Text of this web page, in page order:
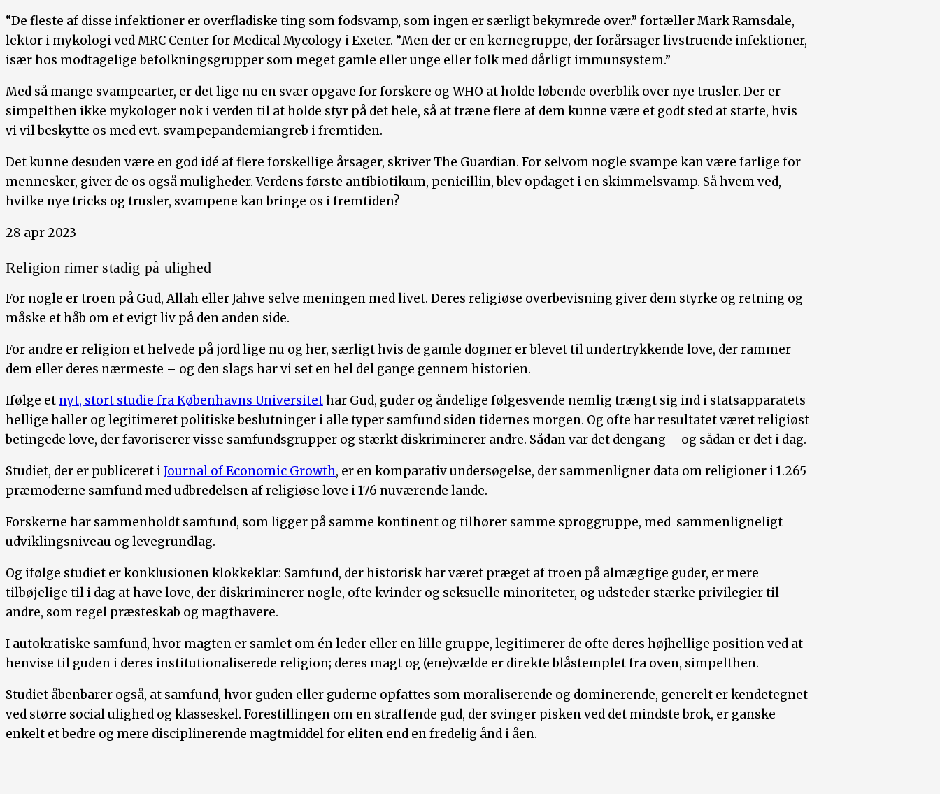
“De fleste af disse infektioner er overfladiske ting som fodsvamp, som ingen er særligt bekymrede over.” fortæller Mark Ramsdale,
lektor i mykologi ved MRC Center for Medical Mycology i Exeter. ”Men der er en kernegruppe, der forårsager livstruende infektioner,
især hos modtagelige befolkningsgrupper som meget gamle eller unge eller folk med dårligt immunsystem.”
Med så mange svampearter, er det lige nu en svær opgave for forskere og WHO at holde løbende overblik over nye trusler. Der er
simpelthen ikke mykologer nok i verden til at holde styr på det hele, så at træne flere af dem kunne være et godt sted at starte, hvis
vi vil beskytte os med evt. svampepandemiangreb i fremtiden.
Det kunne desuden være en god idé af flere forskellige årsager, skriver The Guardian. For selvom nogle svampe kan være farlige for
mennesker, giver de os også muligheder. Verdens første antibiotikum, penicillin, blev opdaget i en skimmelsvamp. Så hvem ved,
hvilke nye tricks og trusler, svampene kan bringe os i fremtiden?
28 apr 2023
Religion rimer stadig på ulighed
For nogle er troen på Gud, Allah eller Jahve selve meningen med livet. Deres religiøse overbevisning giver dem styrke og retning og
måske et håb om et evigt liv på den anden side.
For andre er religion et helvede på jord lige nu og her, særligt hvis de gamle dogmer er blevet til undertrykkende love, der rammer
dem eller deres nærmeste – og den slags har vi set en hel del gange gennem historien.
Ifølge et nyt, stort studie fra Københavns Universitethar Gud, guder og åndelige følgesvende nemlig trængt sig ind i statsapparatets
hellige haller og legitimeret politiske beslutninger i alle typer samfund siden tidernes morgen. Og ofte har resultatet været religiøst
betingede love, der favoriserer visse samfundsgrupper og stærkt diskriminerer andre. Sådan var det dengang – og sådan er det i dag.
Studiet, der er publiceret iJournal of Economic Growth, er en komparativ undersøgelse, der sammenligner data om religioner i 1.265
præmoderne samfund med udbredelsen af religiøse love i 176 nuværende lande.
Forskerne har sammenholdt samfund, som ligger på samme kontinent og tilhører samme sproggruppe, med sammenligneligt
udviklingsniveau og levegrundlag.
Og ifølge studiet er konklusionen klokkeklar: Samfund, der historisk har været præget af troen på almægtige guder, er mere
tilbøjelige til i dag at have love, der diskriminerer nogle, ofte kvinder og seksuelle minoriteter, og udsteder stærke privilegier til
andre, som regel præsteskab og magthavere.
I autokratiske samfund, hvor magten er samlet om én leder eller en lille gruppe, legitimerer de ofte deres højhellige position ved at
henvise til guden i deres institutionaliserede religion; deres magt og (ene)vælde er direkte blåstemplet fra oven, simpelthen.
Studiet åbenbarer også, at samfund, hvor guden eller guderne opfattes som moraliserende og dominerende, generelt er kendetegnet
ved større social ulighed og klasseskel. Forestillingen om en straffende gud, der svinger pisken ved det mindste brok, er ganske
enkelt et bedre og mere disciplinerende magtmiddel for eliten end en fredelig ånd i åen.